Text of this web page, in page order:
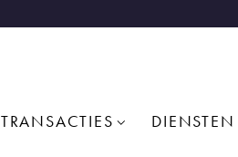
TRANSACTIES DIENSTEN